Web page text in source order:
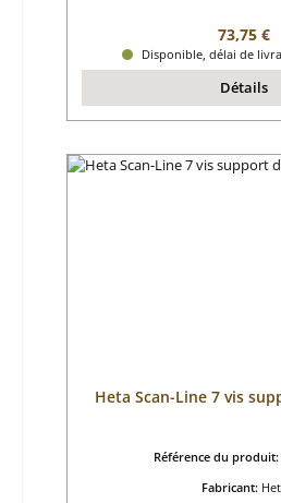
Prix
73,75 €
Disponible, délai de
Détails
Heta Scan-Line 7 vis
Référence du produit:
Fabricant: